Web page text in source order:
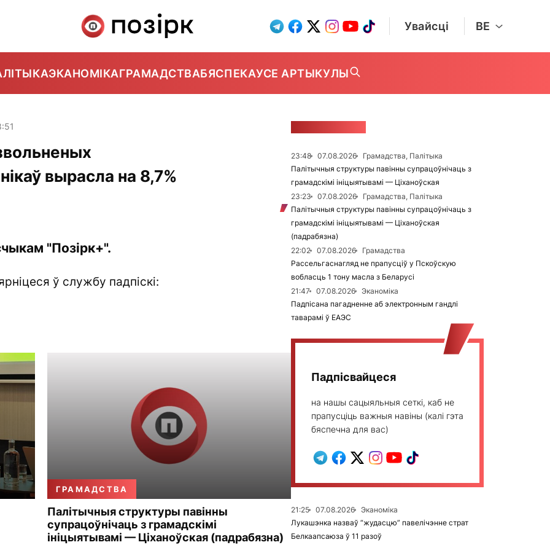
Увайсці BE
ЭКАНОМІКАГРАМАДСТВАБЯСПЕКАУСЕ АРТЫКУЛЫ
вырасла на 8,7%
"Позірк+".
ў службу падпіскі:
ГРАМАДСТВА
Палітычныя структуры павінны
супрацоўнічаць з грамадскімі
ініцыятывамі — Ціханоўская (падрабязна)
23:48 07.08.2026
Грамадства, Палітыка
Палітычныя структуры павінны супрацоўнічаць з
грамадскімі ініцыятывамі — Ціханоўская
23:23
07.08.2026
Грамадства, Палітыка
Палітычныя структуры павінны супрацоўнічаць з
грамадскімі ініцыятывамі — Ціханоўская
(падрабязна)
22:02
07.08.2026
Грамадства
Рассельгаснагляд не прапусціў у Пскоўскую
вобласць 1 тону масла з Беларусі
21:47
07.08.2026
Эканоміка
Падпісана пагадненне аб электронным гандлі
таварамі ў ЕАЭС
Падпісвайцеся
на нашы сацыяльныя сеткі, каб не
прапусціць важныя навіны (калі гэта
бяспечна для вас)
21:25 07.08.2026
Эканоміка
Лукашэнка назваў “жудасцю” павелічэнне страт
Белкаапсаюза ў 11 разоў